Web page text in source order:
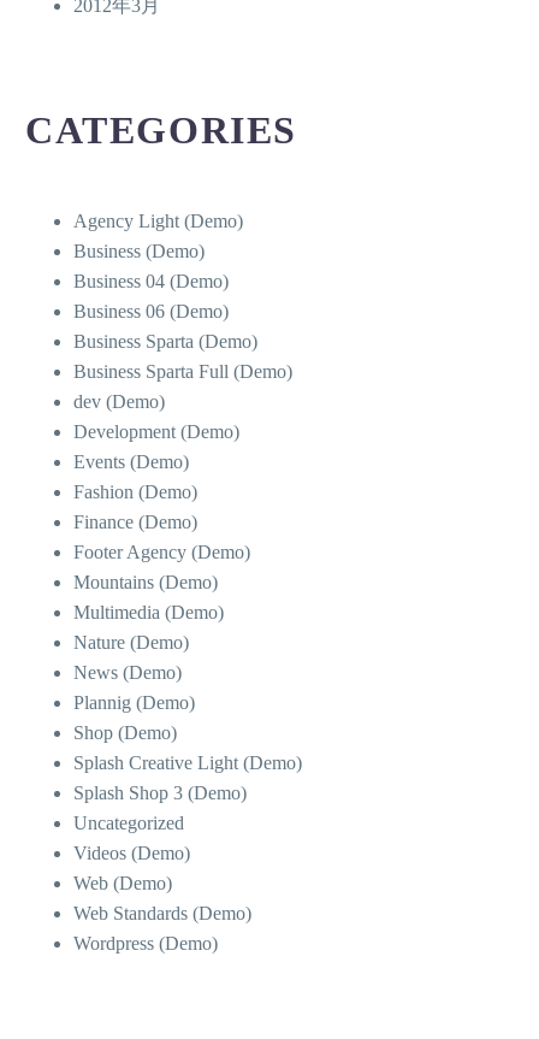
2012年3月
CATEGORIES
Agency Light (Demo)
Business (Demo)
Business 04 (Demo)
Business 06 (Demo)
Business Sparta (Demo)
Business Sparta Full (Demo)
dev (Demo)
Development (Demo)
Events (Demo)
Fashion (Demo)
Finance (Demo)
Footer Agency (Demo)
Mountains (Demo)
Multimedia (Demo)
Nature (Demo)
News (Demo)
Plannig (Demo)
Shop (Demo)
Splash Creative Light (Demo)
Splash Shop 3 (Demo)
Uncategorized
Videos (Demo)
Web (Demo)
Web Standards (Demo)
Wordpress (Demo)